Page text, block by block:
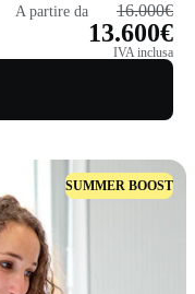
A partire da 16.000€
13.600€
IVA inclusa
SUMMER BOOST